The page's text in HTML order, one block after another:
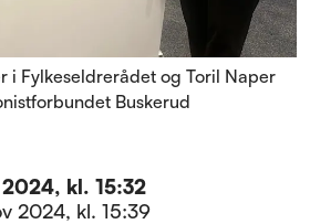
i Fylkeseldrerådet og Toril Naper
Buskerud
kl. 15:32
2024, kl. 15:39